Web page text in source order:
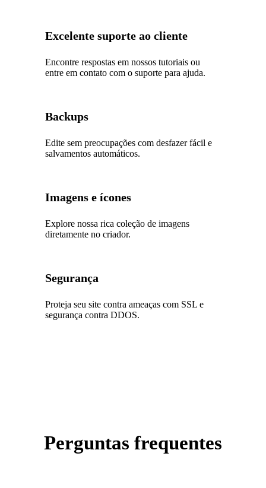
Excelente suporte ao cliente
Encontre respostas em nossos tutoriais ou
entre em contato com o suporte para ajuda.
Backups
Edite sem preocupações com desfazer fácil e
salvamentos automáticos.
Imagens e ícones
Explore nossa rica coleção de imagens
diretamente no criador.
Segurança
Proteja seu site contra ameaças com SSL e
segurança contra DDOS.
Perguntas frequentes